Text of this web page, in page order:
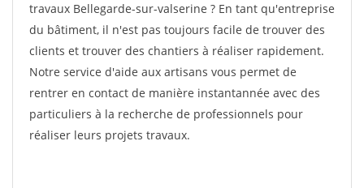
travaux Bellegarde-sur-valserine ? En tant qu'entreprise
du bâtiment, il n'est pas toujours facile de trouver des
clients et trouver des chantiers à réaliser rapidement.
Notre service d'aide aux artisans vous permet de
rentrer en contact de manière instantannée avec des
particuliers à la recherche de professionnels pour
réaliser leurs projets travaux.